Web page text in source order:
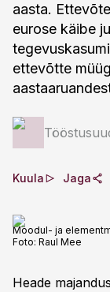
aasta.
eurose käibe
ettevõtte
Kuula Jaga
Moodul- ja
Foto: Raul Mee
Heade